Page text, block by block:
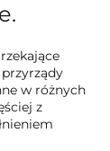
w różnych
z